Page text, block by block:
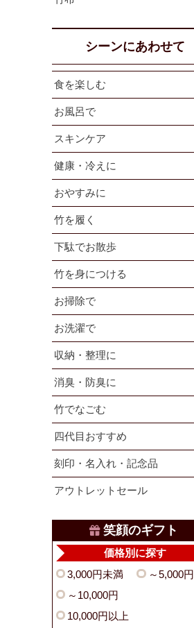
シーンにあわせて
食を楽しむ
お風呂で
スキンケア
健康・冷えに
おやすみに
竹を履く
下駄でお散歩
竹を身につける
お掃除で
お洗濯で
収納・整理に
消臭・防臭に
竹でなごむ
四代目おすすめ
刻印・名入れ・記念品
アウトレットセール
笑顔のギフト
価格別に探す
3,000円未満
～5,000円
～10,000円
10,000円以上